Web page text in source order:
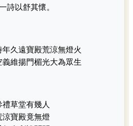
詩以舒其懷。
久遠寶殿荒涼無燈火
義維揚門楣光大為眾生
禮草堂有幾人
涼寶殿竟無燈